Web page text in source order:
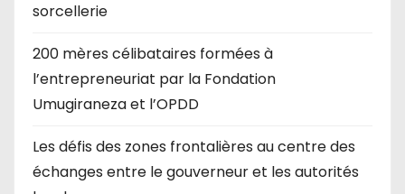
sorcellerie
200 mères célibataires formées à
l’entrepreneuriat par la Fondation
Umugiraneza et l’OPDD
Les défis des zones frontalières au centre des
échanges entre le gouverneur et les autorités